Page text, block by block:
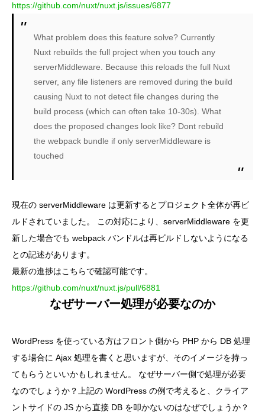
https://github.com/nuxt/nuxt.js/issues/6877
What problem does this feature solve? Currently
Nuxt rebuilds the full project when you touch any
serverMiddleware. Because this reloads the full Nuxt
server, any file listeners are removed during the build
causing Nuxt to not detect file changes during the
build process (which can often take 10-30s). What
does the proposed changes look like? Dont rebuild
the webpack bundle if only serverMiddleware is
touched
現在の serverMiddleware は更新するとプロジェクト全体が再ビ
ルドされていました。 この対応により、serverMiddleware を更
新した場合でも webpack バンドルは再ビルドしないようになる
との記述があります。
最新の進捗はこちらで確認可能です。
https://github.com/nuxt/nuxt.js/pull/6881
なぜサーバー処理が必要なのか
WordPress を使っている方はフロント側から PHP から DB 処理
する場合に Ajax 処理を書くと思いますが、そのイメージを持っ
てもらうといいかもしれません。 なぜサーバー側で処理が必要
なのでしょうか？上記の WordPress の例で考えると、クライア
ントサイドの JS から直接 DB を叩かないのはなぜでしょうか？